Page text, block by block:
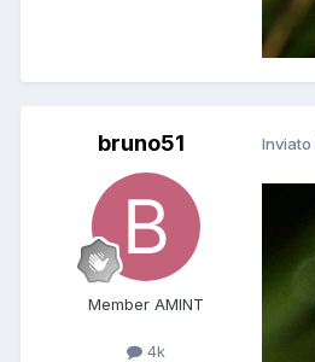
bruno51
Member AMINT
4k
Inviato